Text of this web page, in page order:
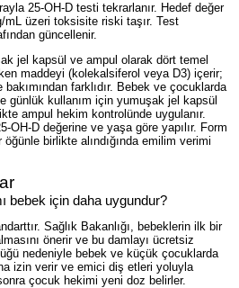
25-OH-D testi tekrarlanır. Hedef değer
mL üzeri toksisite riski taşır. Test
güncellenir.
jel kapsül ve ampul olarak dört temel
maddeyi (kolekalsiferol veya D3) içerir;
farklıdır. Bebek ve çocuklarda
günlük kullanım için yumuşak jel kapsül
ampul hekim kontrolünde uygulanır.
OH-D değerine ve yaşa göre yapılır. Form
birlikte alındığında emilim verimi
bebek için daha uygundur?
Sağlık Bakanlığı, bebeklerin ilk bir
önerir ve bu damlayı ücretsiz
nedeniyle bebek ve küçük çocuklarda
izin verir ve emici diş etleri yoluyla
çocuk hekimi yeni doz belirler.